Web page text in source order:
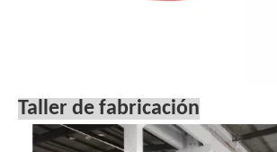
Taller de fabricación